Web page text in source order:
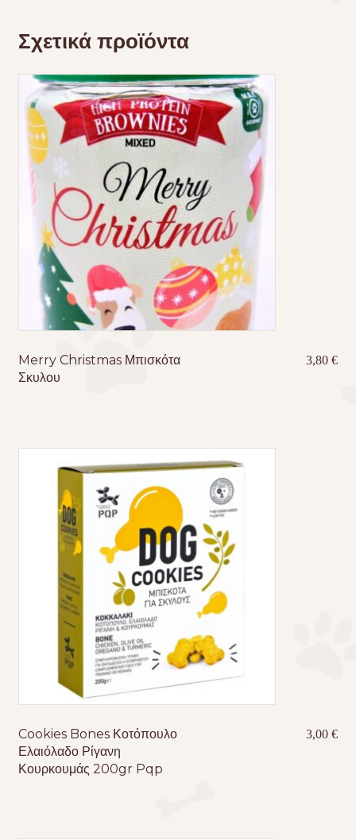
Σχετικά προϊόντα
Merry Christmas Μπισκότα
Σκυλου
3,80€
Cookies Bones Κοτόπουλο
Ελαιόλαδο Ρίγανη
Κουρκουμάς 200gr Pqp
3,00€